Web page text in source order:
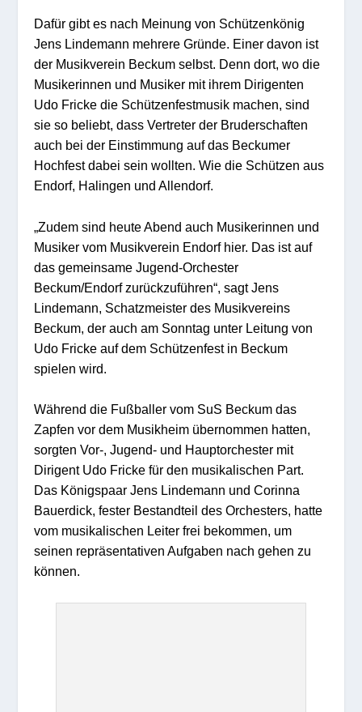
Dafür gibt es nach Meinung von Schützenkönig
Jens Lindemann mehrere Gründe. Einer davon ist
der Musikverein Beckum selbst. Denn dort, wo die
Musikerinnen und Musiker mit ihrem Dirigenten
Udo Fricke die Schützenfestmusik machen, sind
sie so beliebt, dass Vertreter der Bruderschaften
auch bei der Einstimmung auf das Beckumer
Hochfest dabei sein wollten. Wie die Schützen aus
Endorf, Halingen und Allendorf.
„Zudem sind heute Abend auch Musikerinnen und
Musiker vom Musikverein Endorf hier. Das ist auf
das gemeinsame Jugend-Orchester
Beckum/Endorf zurückzuführen“, sagt Jens
Lindemann, Schatzmeister des Musikvereins
Beckum, der auch am Sonntag unter Leitung von
Udo Fricke auf dem Schützenfest in Beckum
spielen wird.
Während die Fußballer vom SuS Beckum das
Zapfen vor dem Musikheim übernommen hatten,
sorgten Vor-, Jugend- und Hauptorchester mit
Dirigent Udo Fricke für den musikalischen Part.
Das Königspaar Jens Lindemann und Corinna
Bauerdick, fester Bestandteil des Orchesters, hatte
vom musikalischen Leiter frei bekommen, um
seinen repräsentativen Aufgaben nach gehen zu
können.